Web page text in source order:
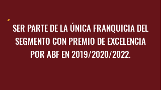
SER PARTE DE LA ÚNICA FRANQUICIA DEL
SEGMENTO CON PREMIO DE EXCELENCIA
POR ABF EN 2019/2020/2022.